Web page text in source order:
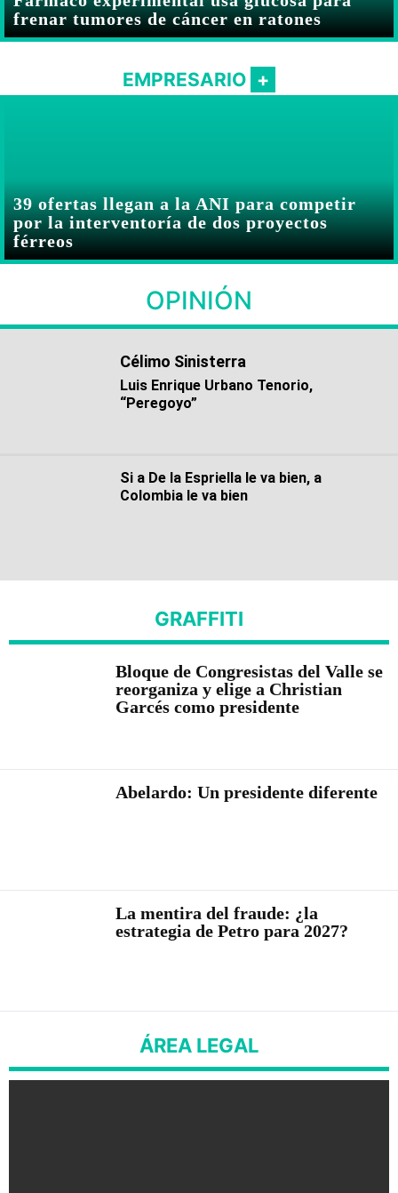
frenar tumores de cáncer en ratones
EMPRESARIO
39 ofertas llegan a la ANI para competir
por la interventoría de dos proyectos
férreos
OPINIÓN
Célimo Sinisterra
Luis Enrique Urbano Tenorio,
“Peregoyo”
Si a De la Espriella le va bien, a
Colombia le va bien
GRAFFITI
Bloque de Congresistas del Valle se
reorganiza y elige a Christian
Garcés como presidente
Abelardo: Un presidente diferente
La mentira del fraude: ¿la
estrategia de Petro para 2027?
ÁREA LEGAL